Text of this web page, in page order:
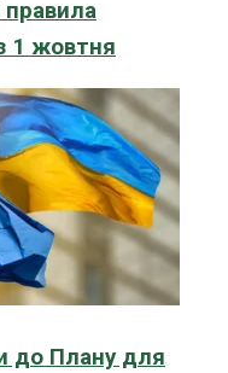
правила
1 жовтня
до Плану для